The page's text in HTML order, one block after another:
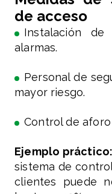
de acceso
Instalación
alarmas.
Personal de
mayor riesgo.
Control de
Ejemplo práctico:
sistema de
clientes puede